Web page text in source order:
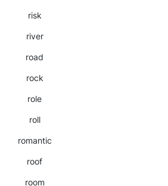
risk
river
road
rock
role
roll
romantic
roof
room